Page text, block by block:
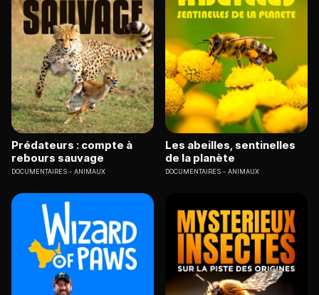
Prédateurs : compte à
rebours sauvage
DOCUMENTAIRES ANIMAUX
Les abeilles, sentinelles
de la planète
DOCUMENTAIRES ANIMAUX